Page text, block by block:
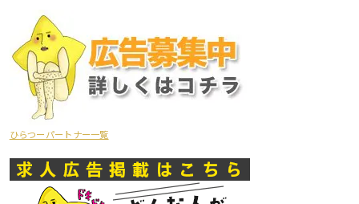
ひらつーパートナー一覧